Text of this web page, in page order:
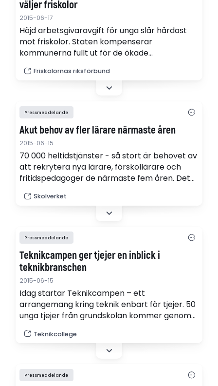
väljer friskolor
2015-06-17
Höjd arbetsgivaravgift för unga slår hårdast
mot friskolor. Staten kompenserar
kommunerna fullt ut för de ökade
kompensation.
Friskolornas riksförbund
Pressmeddelande
Akut behov av fler lärare närmaste åren
2015-06-15
70 000 heltidstjänster - så stort är behovet av
att rekrytera nya lärare, förskollärare och
fritidspedagoger de närmaste fem åren. Det
finns osäkerhetsfaktorer.
Skolverket
Pressmeddelande
Teknikcampen ger tjejer en inblick i
teknikbranschen
2015-06-15
Idag startar Teknikcampen – ett
arrangemang kring teknik enbart för tjejer. 50
unga tjejer från grundskolan kommer genom
prova på olika yrkesroller inom teknikområdet
och träffa andra tjejer som idag arbetar som
Teknikcollege
Pressmeddelande